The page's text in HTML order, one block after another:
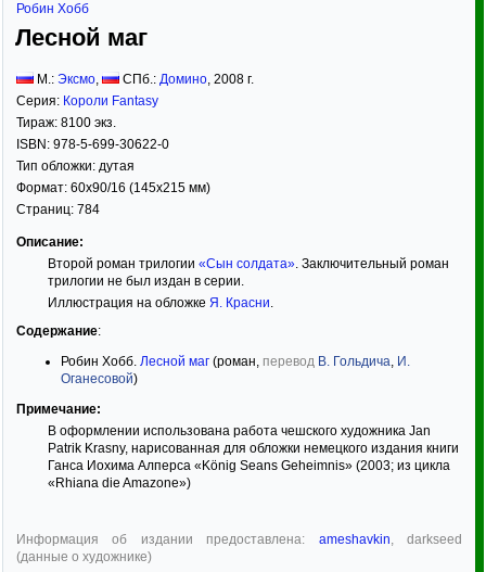
Робин Хобб
Лесной маг
М.: Эксмо, СПб.: Домино, 2008 г.
Серия: Короли Fantasy
Тираж: 8100 экз.
ISBN: 978-5-699-30622-0
Тип обложки: дутая
Формат: 60x90/16 (145x215 мм)
Страниц: 784
Описание:
Второй роман трилогии «Сын солдата». Заключительный роман
трилогии не был издан в серии.
Иллюстрация на обложке Я. Красни.
Содержание:
Робин Хобб. Лесной маг (роман, перевод В. Гольдича, И.
Оганесовой)
Примечание:
В оформлении использована работа чешского художника Jan
Patrik Krasny, нарисованная для обложки немецкого издания книги
Ганса Иохима Алперса «König Seans Geheimnis» (2003; из цикла
«Rhiana die Amazone»)
Информация об издании предоставлена: ameshavkin, darkseed
(данные о художнике)